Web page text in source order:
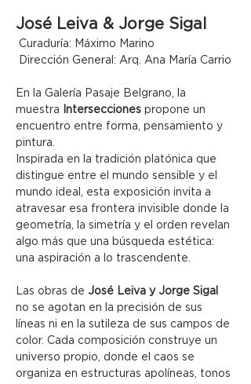
José Leiva & Jorge Sigal
Curaduría: Máximo Marino
Dirección General: Arq. Ana María Carrio
En la Galería Pasaje Belgrano, la
muestra
Intersecciones propone un
encuentro entre forma, pensamiento y
pintura.
Inspirada en la tradición platónica que
distingue entre el mundo sensible y el
mundo ideal, esta exposición invita a
atravesar esa frontera invisible donde la
geometría, la simetría y el orden revelan
algo más que una búsqueda estética:
una aspiración a lo trascendente.
Las obras de José Leiva y Jorge Sigal
no se agotan en la precisión de sus
líneas ni en la sutileza de sus campos de
color. Cada composición construye un
universo propio, donde el caos se
organiza en estructuras apolíneas, tonos